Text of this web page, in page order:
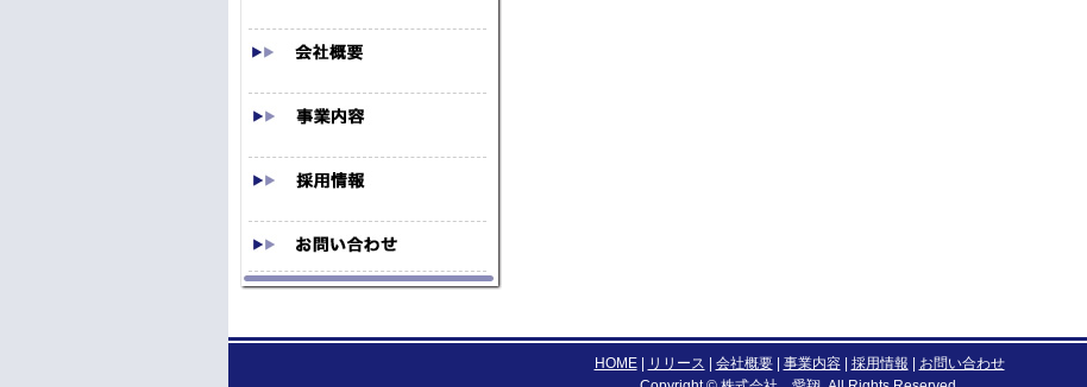
HOME| リリース 会社概要| 事業内容| 採用情報
お問い合わせ